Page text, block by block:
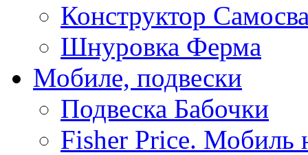
Конструктор
Шнуровка Ферма
Мобиле, подвески
Подвеска Бабочки
Fisher Price. Мобиль